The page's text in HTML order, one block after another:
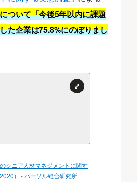
ついて「今後5年以内に課題
た企業は75.8%にのぼりまし
のシニア人材マネジメントに関す
） - パーソル総合研究所